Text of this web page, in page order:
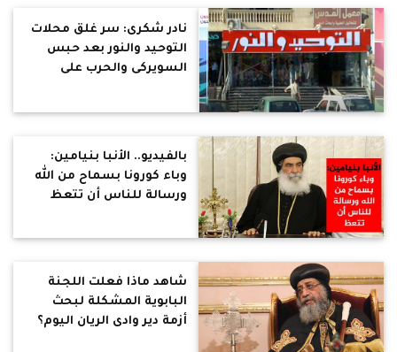
نادر شكرى: سر غلق محلات
التوحيد والنور بعد حبس
السويركى والحرب على
بالفيديو.. الأنبا بنيامين:
وباء كورونا بسماح من الله
ورسالة للناس أن تتعظ
شاهد ماذا فعلت اللجنة
البابوية المشكلة لبحث
أزمة دير وادى الريان اليوم؟